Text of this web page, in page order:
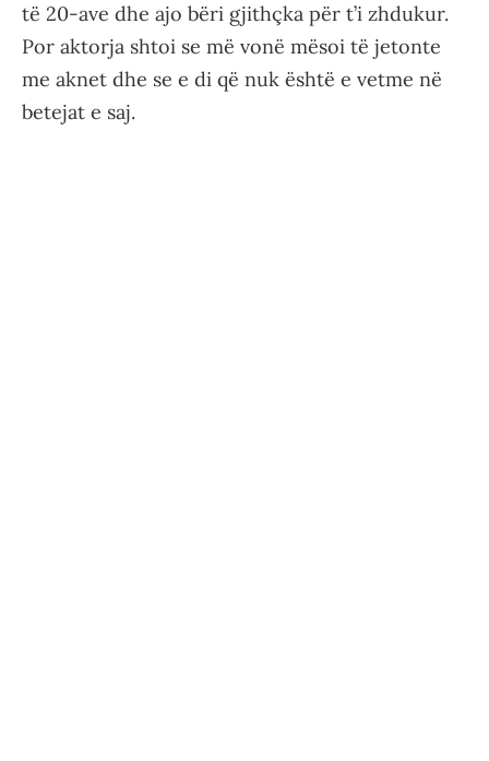
të 20-ave dhe ajo bëri gjithçka për t’i zhdukur.
Por aktorja shtoi se më vonë mësoi të jetonte
me aknet dhe se e di që nuk është e vetme në
betejat e saj.